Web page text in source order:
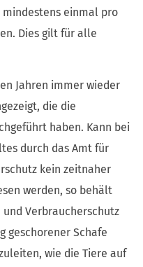
mindestens einmal pro
Dies gilt für alle
Jahren immer wieder
die die
haben. Kann bei
durch das Amt für
kein zeitnaher
werden, so behält
Verbraucherschutz
geschorener Schafe
wie die Tiere auf